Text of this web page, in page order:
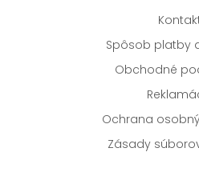
Spôsob platby
Obchodné
Ochrana
Zásady